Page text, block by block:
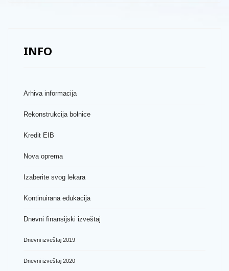
INFO
Arhiva informacija
Rekonstrukcija bolnice
Kredit EIB
Nova oprema
Izaberite svog lekara
Kontinuirana edukacija
Dnevni finansijski izveštaj
Dnevni izveštaj 2019
Dnevni izveštaj 2020